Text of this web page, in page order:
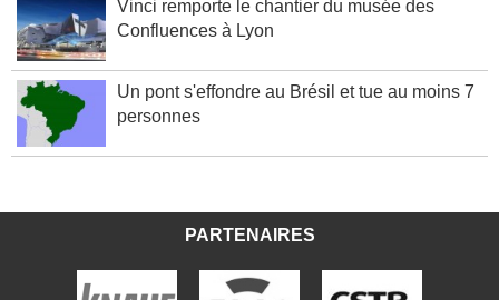
Vinci remporte le chantier du musée des
Confluences à Lyon
Un pont s'effondre au Brésil et tue au moins 7
personnes
PARTENAIRES